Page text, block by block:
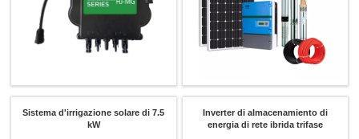
Sistema d'irrigazione solare di 7.5
kW
Inverter di almacenamiento di
energia di rete ibrida trifase